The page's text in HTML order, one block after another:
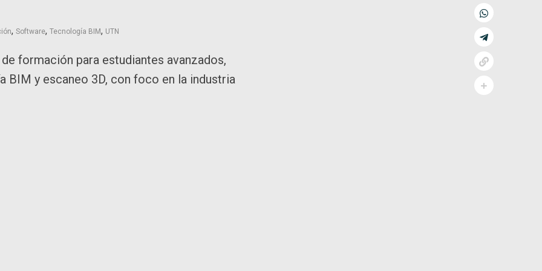
, Software, Tecnología BIM, UTN
formación para estudiantes avanzados,
BIM y escaneo 3D, con foco en la industria